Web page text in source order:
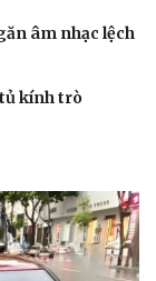
âm nhạc lệch
kính trò